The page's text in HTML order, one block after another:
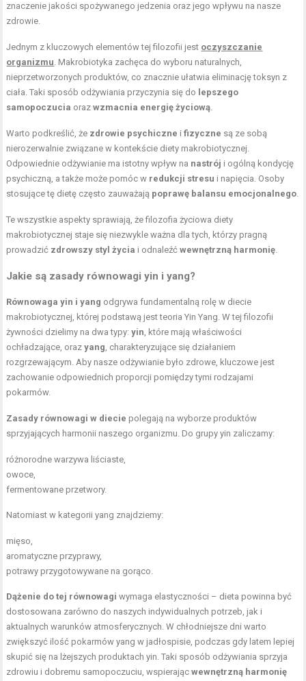
znaczenie jakości spożywanego jedzenia oraz jego wpływu na nasze
zdrowie.
Jednym z kluczowych elementów tej filozofii jest oczyszczanie
organizmu. Makrobiotyka zachęca do wyboru naturalnych,
nieprzetworzonych produktów, co znacznie ułatwia eliminację toksyn z
ciała. Taki sposób odżywiania przyczynia się do lepszego
samopoczucia orazwzmacnia energię życiową.
Warto podkreślić, że zdrowie psychiczne ifizyczne są ze sobą
nierozerwalnie związane w kontekście diety makrobiotycznej.
Odpowiednie odżywianie ma istotny wpływ na nastrój i ogólną kondycję
psychiczną, a także może pomóc w redukcji stresu i napięcia. Osoby
stosujące tę dietę często zauważają poprawę balansu emocjonalnego.
Te wszystkie aspekty sprawiają, że filozofia życiowa diety
makrobiotycznej staje się niezwykle ważna dla tych, którzy pragną
prowadzić zdrowszy styl życia i odnaleźćwewnętrzną harmonię.
Jakie są zasady równowagi yin i yang?
Równowaga yin i yang odgrywa fundamentalną rolę w diecie
makrobiotycznej, której podstawą jest teoria Yin Yang. W tej filozofii
żywności dzielimy na dwa typy:yin, które mają właściwości
ochładzające, orazyang, charakteryzujące się działaniem
rozgrzewającym. Aby nasze odżywianie było zdrowe, kluczowe jest
zachowanie odpowiednich proporcji pomiędzy tymi rodzajami
pokarmów.
Zasady równowagi w diecie polegają na wyborze produktów
sprzyjających harmonii naszego organizmu. Do grupy yin zaliczamy:
różnorodne warzywa liściaste,
owoce,
fermentowane przetwory.
Natomiast w kategorii yang znajdziemy:
mięso,
aromatyczne przyprawy,
potrawy przygotowywane na gorąco.
Dążenie do tej równowagi wymaga elastyczności – dieta powinna być
dostosowana zarówno do naszych indywidualnych potrzeb, jak i
aktualnych warunków atmosferycznych. W chłodniejsze dni warto
zwiększyć ilość pokarmów yang w jadłospisie, podczas gdy latem lepiej
skupić się na lżejszych produktach yin. Taki sposób odżywiania sprzyja
zdrowiu i dobremu samopoczuciu, wspierającwewnętrzną harmonię